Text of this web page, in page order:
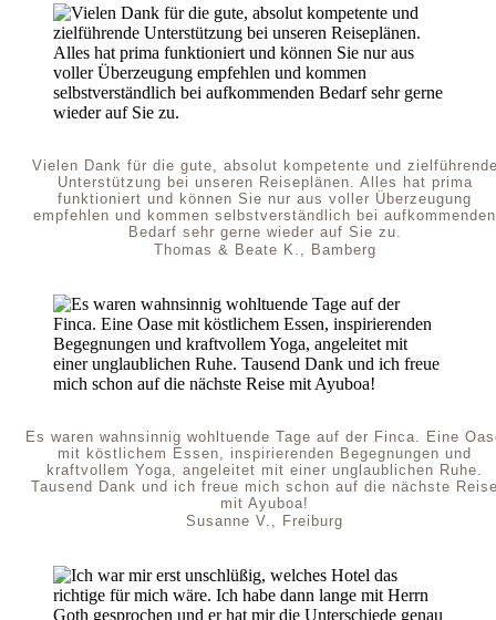
Vielen Dank für die gute, absolut kompetente und
Unterstützung bei unseren Reiseplänen. Alles hat prima
funktioniert und können Sie nur aus voller Überzeugung
empfehlen und kommen selbstverständlich bei aufkommenden
Bedarf sehr gerne wieder auf Sie zu.
Thomas & Beate K., Bamberg
Es waren wahnsinnig wohltuende Tage auf der Finca. Eine
mit köstlichem Essen, inspirierenden Begegnungen und
kraftvollem Yoga, angeleitet mit einer unglaublichen Ruhe.
Tausend Dank und ich freue mich schon auf die nächste
mit Ayuboa!
Susanne V., Freiburg